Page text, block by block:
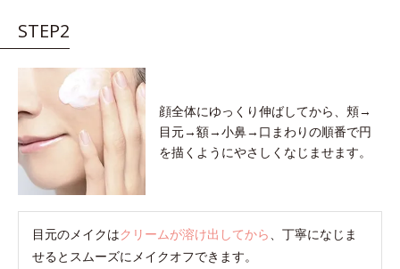
STEP2
顔全体にゆっくり伸ばしてから、頬→
目元→額→小鼻→口まわりの順番で円
を描くようにやさしくなじませます。
目元のメイクはクリームが溶け出してから、丁寧になじま
せるとスムーズにメイクオフできます。